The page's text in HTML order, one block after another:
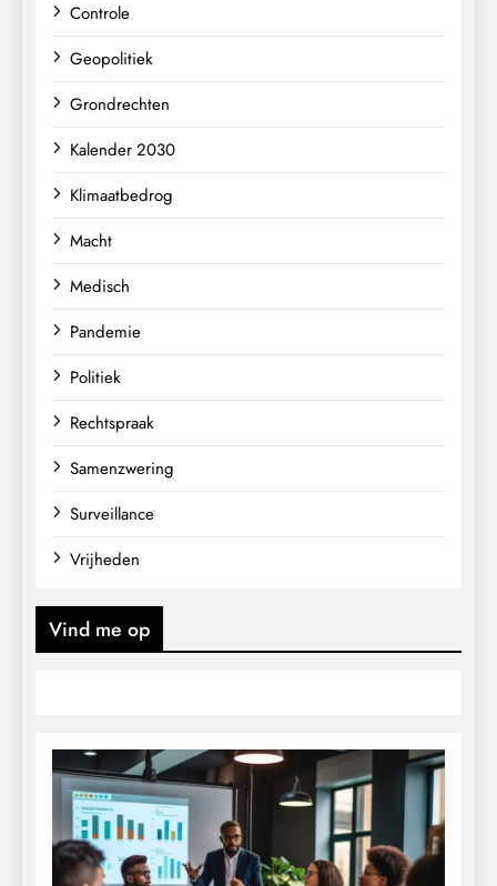
Controle
Geopolitiek
Grondrechten
Kalender 2030
Klimaatbedrog
Macht
Medisch
Pandemie
Politiek
Rechtspraak
Samenzwering
Surveillance
Vrijheden
Vind me op